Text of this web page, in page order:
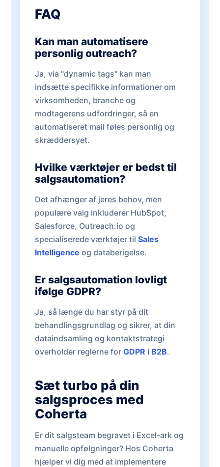
FAQ
Kan man automatisere
personlig outreach?
Ja, via "dynamic tags" kan man
indsætte specifikke informationer om
virksomheden, branche og
modtagerens udfordringer, så en
automatiseret mail føles personlig og
skræddersyet.
Hvilke værktøjer er bedst til
salgsautomation?
Det afhænger af jeres behov, men
populære valg inkluderer HubSpot,
Salesforce, Outreach.io og
specialiserede værktøjer til Sales
Intelligence og databerigelse.
Er salgsautomation lovligt
ifølge GDPR?
Ja, så længe du har styr på dit
behandlingsgrundlag og sikrer, at din
dataindsamling og kontaktstrategi
overholder reglerne for GDPR i B2B.
Sæt turbo på din
salgsproces med
Coherta
Er dit salgsteam begravet i Excel-ark og
manuelle opfølgninger? Hos Coherta
hjælper vi dig med at implementere